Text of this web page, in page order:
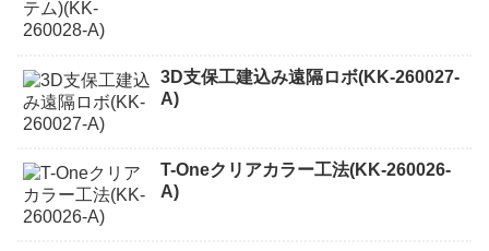
3D支保工建込み遠隔ロボ(KK-260027-
A)
T-Oneクリアカラー工法(KK-260026-
A)